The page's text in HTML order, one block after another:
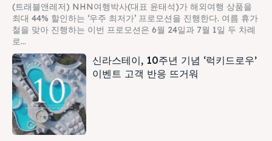
(트래블앤레저) NHN여행박사(대표 윤태석)가 해외여행 상품을
최대 44% 할인하는 ‘우주 최저가’ 프로모션을 진행한다. 여름 휴가
철을 맞아 진행하는 이번 프로모션은 6월 24일과 7월 1일 두 차례
로...
신라스테이, 10주년 기념 ‘럭키드로우’
이벤트 고객 반응 뜨거워